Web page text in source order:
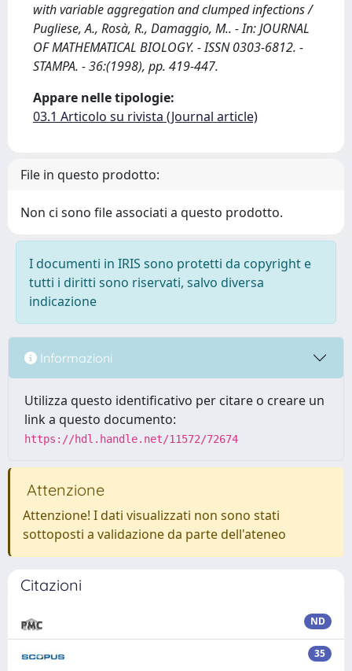
with variable aggregation and clumped infections /
Pugliese, A., Rosà, R., Damaggio, M.. - In: JOURNAL
OF MATHEMATICAL BIOLOGY. - ISSN 0303-6812. -
STAMPA. - 36:(1998), pp. 419-447.
Appare nelle tipologie:
03.1 Articolo su rivista (Journal article)
File in questo prodotto:
Non ci sono file associati a questo prodotto.
I documenti in IRIS sono protetti da copyright e
tutti i diritti sono riservati, salvo diversa
indicazione
Informazioni
Utilizza questo identificativo per citare o creare un
link a questo documento:
https://hdl.handle.net/11572/72674
Attenzione
Attenzione! I dati visualizzati non sono stati
sottoposti a validazione da parte dell'ateneo
Citazioni
ND
35